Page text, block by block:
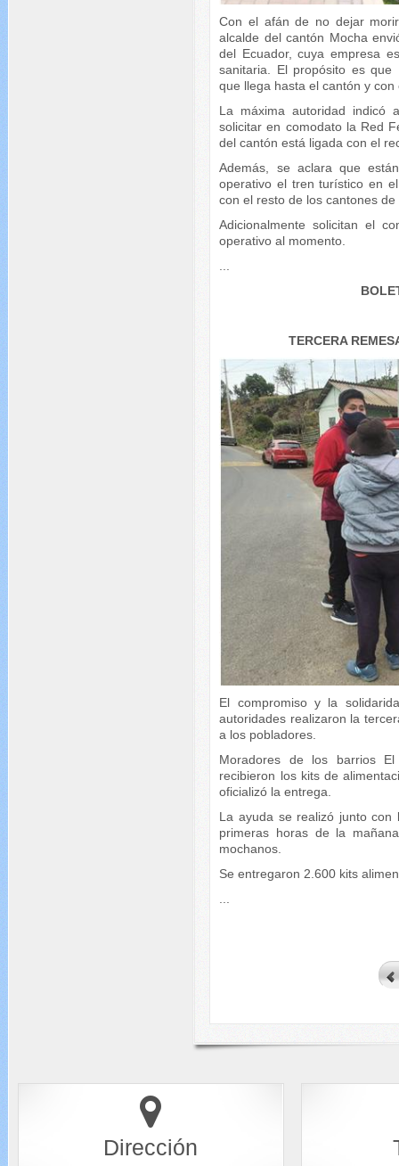
Con el afán de no dejar
alcalde del cantón Mocha
del Ecuador, cuya empresa
sanitaria. El propósito es
que llega hasta el cantón y
La máxima autoridad indicó
solicitar en comodato la Red
del cantón está ligada con el
Además, se aclara que
operativo el tren turístico en
con el resto de los cantones
Adicionalmente solicitan el
operativo al momento.
...
TERCERA
El compromiso y la
autoridades realizaron la
a los pobladores.
Moradores de los barrios
recibieron los kits de
oficializó la entrega.
La ayuda se realizó junto con
primeras horas de la
mochanos.
Se entregaron 2.600 kits
Dirección